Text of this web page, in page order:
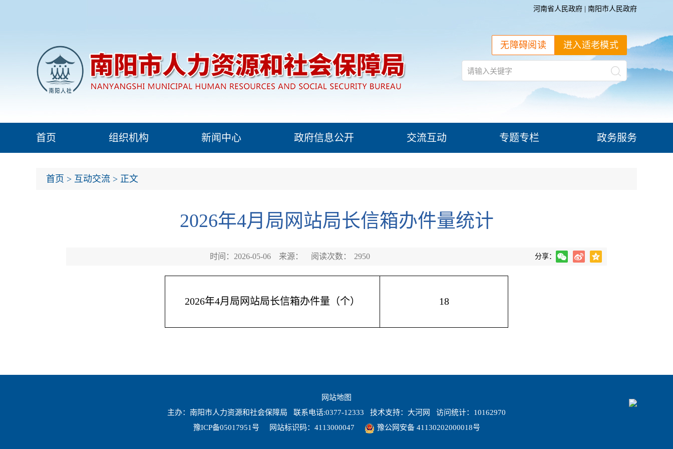
河南省人民政府 南阳市人民政府
进入适老模式
无障碍阅读
首页 组织机构 新闻中心 政府信息公开 交流互动 专题专栏 政务服务
首页 > 互动交流 > 正文
2026年4月局网站局长信箱办件量统计
时间：2026-05-06 来源： 阅读次数： 2950 分享：
2026年4月局网站局长信箱办件量（个） 18
网站地图
主办：南阳市人力资源和社会保障局 联系电话:0377-12333 技术支持： 大河网 访问统计： 10162970
豫ICP备05017951号 网站标识码：4113000047 豫公网安备 41130202000018号